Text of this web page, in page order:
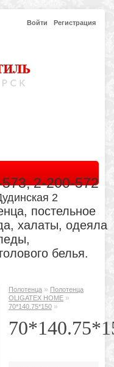
Войти Регистрация
2-200-572
2
постельное
халаты, одеяла
белья.
Полотенца » Полотенца
OLIGATEX HOME »
70*140.75*150 »